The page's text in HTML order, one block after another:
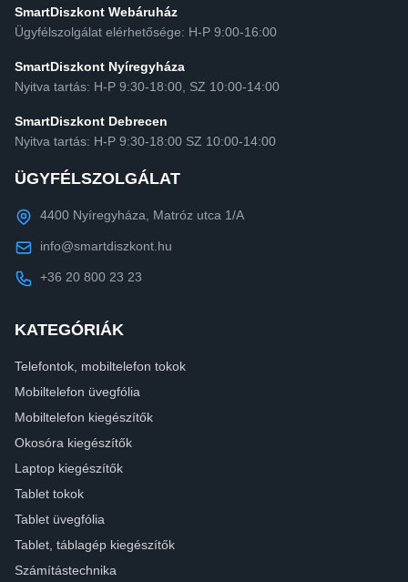
SmartDiszkont Webáruház
Ügyfélszolgálat elérhetősége: H-P 9:00-16:00
SmartDiszkont Nyíregyháza
Nyitva tartás: H-P 9:30-18:00, SZ 10:00-14:00
SmartDiszkont Debrecen
Nyitva tartás: H-P 9:30-18:00 SZ 10:00-14:00
ÜGYFÉLSZOLGÁLAT
4400 Nyíregyháza, Matróz utca 1/A
info@smartdiszkont.hu
+36 20 800 23 23
KATEGÓRIÁK
Telefontok, mobiltelefon tokok
Mobiltelefon üvegfólia
Mobiltelefon kiegészítők
Okosóra kiegészítők
Laptop kiegészítők
Tablet tokok
Tablet üvegfólia
Tablet, táblagép kiegészítők
Számítástechnika